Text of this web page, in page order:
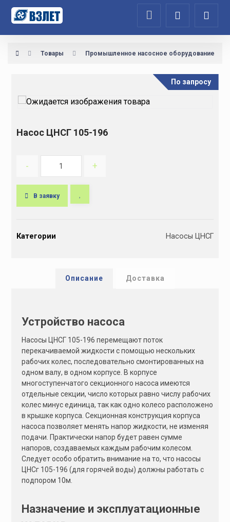
Товары Промышленное насосное оборудование
Насос ЦНСГ 105-196
По запросу
- +
В заявку
tКатегории Насосы ЦНСГ
Описание Доставка
Устройство насоса
Насосы ЦНСГ 105-196 перемещают поток
перекачиваемой жидкости с помощью нескольких
рабочих колес, последовательно смонтированных на
одном валу, в одном корпусе. В корпусе
многоступенчатого секционного насоса имеются
отдельные секции, число которых равно числу рабочих
колес минус единица, так как одно колесо расположено
в крышке корпуса. Секционная конструкция корпуса
насоса позволяет менять напор жидкости, не изменяя
подачи. Практически напор будет равен сумме
напоров, создаваемых каждым рабочим колесом.
Следует особо обратить внимание на то, что насосы
ЦНСг 105-196 (для горячей воды) должны работать с
подпором 10м.
Назначение и эксплуатационные